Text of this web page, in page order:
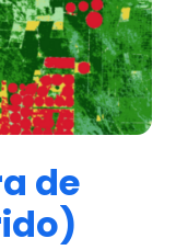
de